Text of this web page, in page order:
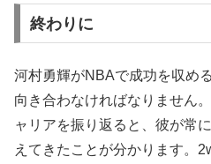
終わりに
河村勇輝がNBAで成功を収め
向き合わなければなりません
ャリアを振り返ると、彼が常
えてきたことが分かります。